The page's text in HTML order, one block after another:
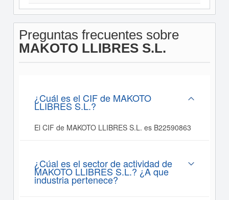
Preguntas frecuentes sobre
MAKOTO LLIBRES S.L.
¿Cuál es el CIF de MAKOTO
LLIBRES S.L.?
El CIF de MAKOTO LLIBRES S.L. es B22590863
¿Cúal es el sector de actividad de
MAKOTO LLIBRES S.L.? ¿A que
industria pertenece?